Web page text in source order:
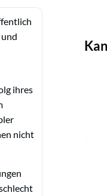
ihres
nicht